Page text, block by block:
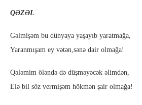
QƏZƏL
Gəlmişəm bu dünyaya yaşayıb yaratmağa,
Yaranmışam ey vətən,sənə dair olmağa!
Qələmim öləndə də düşməyəcək əlimdən,
Elə bil söz vermişəm hökmən şair olmağa!